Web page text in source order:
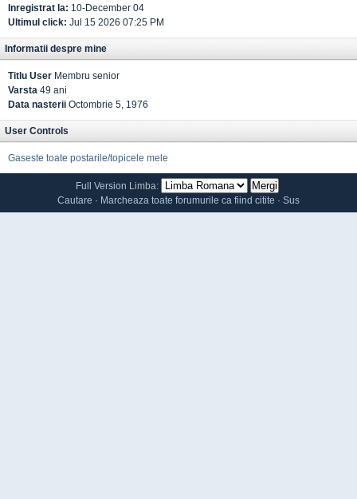
Inregistrat la: 10-December 04
Ultimul click: Jul 15 2026 07:25 PM
Informatii despre mine
Titlu User Membru senior
Varsta 49 ani
Data nasterii Octombrie 5, 1976
User Controls
Gaseste toate postarile/topicele mele
Full Version Limba:
Cautare · Marcheaza toate forumurile ca fiind citite · Sus